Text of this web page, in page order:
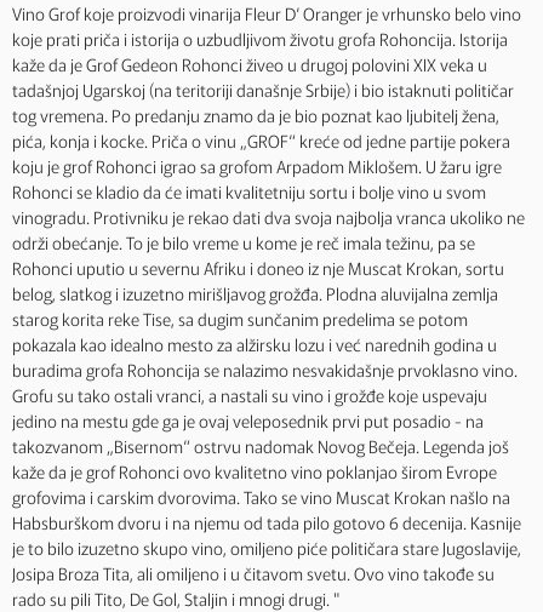
Vino Grof koje proizvodi vinarija Fleur D‘ Oranger je vrhunsko belo vino
koje prati priča i istorija o uzbudljivom životu grofa Rohoncija. Istorija
kaže da je Grof Gedeon Rohonci živeo u drugoj polovini XIX veka u
tadašnjoj Ugarskoj (na teritoriji današnje Srbije) i bio istaknuti političar
tog vremena. Po predanju znamo da je bio poznat kao ljubitelj žena,
pića, konja i kocke. Priča o vinu „GROF“ kreće od jedne partije pokera
koju je grof Rohonci igrao sa grofom Arpadom Miklošem. U žaru igre
Rohonci se kladio da će imati kvalitetniju sortu i bolje vino u svom
vinogradu. Protivniku je rekao dati dva svoja najbolja vranca ukoliko ne
održi obećanje. To je bilo vreme u kome je reč imala težinu, pa se
Rohonci uputio u severnu Afriku i doneo iz nje Muscat Krokan, sortu
belog, slatkog i izuzetno mirišljavog grožđa. Plodna aluvijalna zemlja
starog korita reke Tise, sa dugim sunčanim predelima se potom
pokazala kao idealno mesto za alžirsku lozu i već narednih godina u
buradima grofa Rohoncija se nalazimo nesvakidašnje prvoklasno vino.
Grofu su tako ostali vranci, a nastali su vino i grožđe koje uspevaju
jedino na mestu gde ga je ovaj veleposednik prvi put posadio - na
takozvanom „Bisernom“ ostrvu nadomak Novog Bečeja. Legenda još
kaže da je grof Rohonci ovo kvalitetno vino poklanjao širom Evrope
grofovima i carskim dvorovima. Tako se vino Muscat Krokan našlo na
Habsburškom dvoru i na njemu od tada pilo gotovo 6 decenija. Kasnije
je to bilo izuzetno skupo vino, omiljeno piće političara stare Jugoslavije,
Josipa Broza Tita, ali omiljeno i u čitavom svetu. Ovo vino takođe su
rado su pili Tito, De Gol, Staljin i mnogi drugi. "